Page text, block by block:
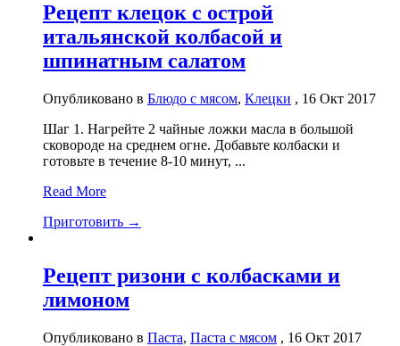
Рецепт клецок с острой
итальянской колбасой и
шпинатным салатом
Опубликовано в Блюдо с мясом, Клецки , 16 Окт 2017
Шаг 1. Нагрейте 2 чайные ложки масла в большой
сковороде на среднем огне. Добавьте колбаски и
готовьте в течение 8-10 минут, ...
Read More
Приготовить →
Рецепт ризони с колбасками и
лимоном
Опубликовано в Паста, Паста с мясом , 16 Окт 2017